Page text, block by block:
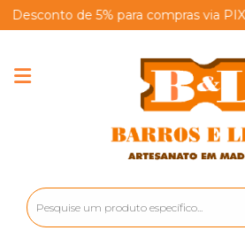
de 5% para compras via PIX!